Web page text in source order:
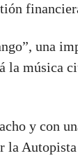
una
la música
y con
la